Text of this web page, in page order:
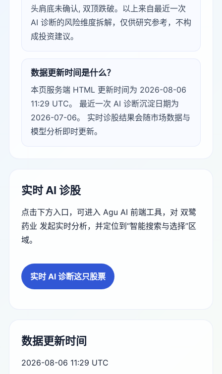
头肩底未确认, 双顶跌破。以上来自最近一次
AI 诊断的风险维度拆解，仅供研究参考，不构
成投资建议。
数据更新时间是什么？
本页服务端 HTML 更新时间为 2026-08-06
11:29 UTC。 最近一次 AI 诊断沉淀日期为
2026-07-06。 实时诊股结果会随市场数据与
模型分析即时更新。
实时 AI 诊股
点击下方入口，可进入 Agu AI 前端工具，对 双鹭
药业 发起实时分析，并定位到“智能搜索与选择”区
域。
实时 AI 诊断这只股票
数据更新时间
2026-08-06 11:29 UTC